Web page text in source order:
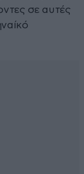
σε αυτές